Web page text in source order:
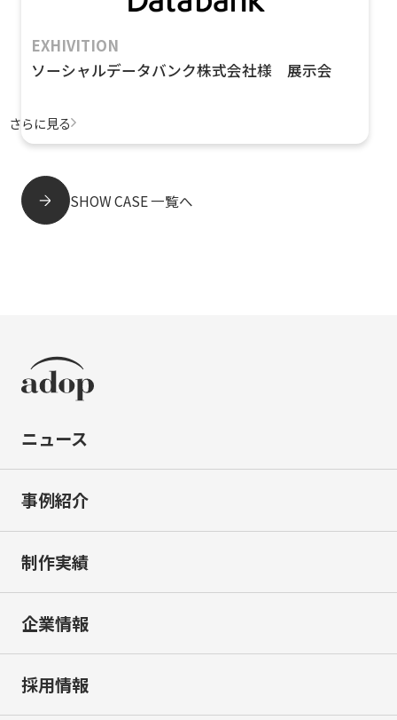
EXHIVITION
ソーシャルデータバンク株式会社様 展示会
さらに見る
SHOW CASE 一覧へ
ニュース
事例紹介
制作実績
企業情報
採用情報